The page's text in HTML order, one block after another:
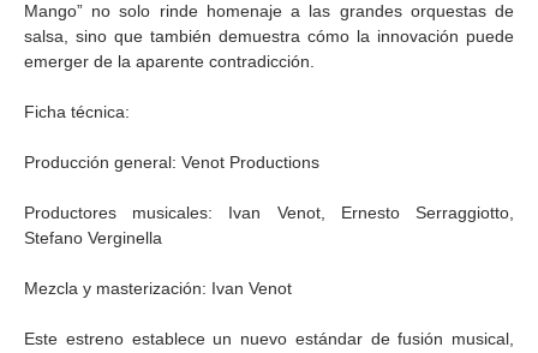
Mango” no solo rinde homenaje a las grandes orquestas de
salsa, sino que también demuestra cómo la innovación puede
emerger de la aparente contradicción.
Ficha técnica:
Producción general: Venot Productions
Productores musicales: Ivan Venot, Ernesto Serraggiotto,
Stefano Verginella
Mezcla y masterización: Ivan Venot
Este estreno establece un nuevo estándar de fusión musical,